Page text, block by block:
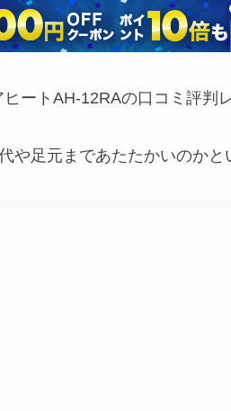
ートAH-12RAの口コミ評判
や足元まであたたかいのか